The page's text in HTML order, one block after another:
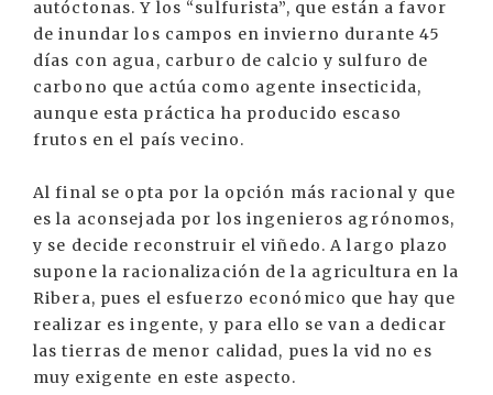
autóctonas. Y los “sulfurista”, que están a favor
de inundar los campos en invierno durante 45
días con agua, carburo de calcio y sulfuro de
carbono que actúa como agente insecticida,
aunque esta práctica ha producido escaso
frutos en el país vecino.
Al final se opta por la opción más racional y que
es la aconsejada por los ingenieros agrónomos,
y se decide reconstruir el viñedo. A largo plazo
supone la racionalización de la agricultura en la
Ribera, pues el esfuerzo económico que hay que
realizar es ingente, y para ello se van a dedicar
las tierras de menor calidad, pues la vid no es
muy exigente en este aspecto.